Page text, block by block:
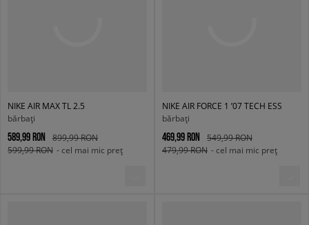
NIKE AIR MAX TL 2.5
bărbați
589,99 RON
899,99 RON
599,99 RON - cel mai mic preț
NIKE AIR FORCE 1 ’07 TECH ESS
bărbați
469,99 RON
549,99 RON
479,99 RON - cel mai mic preț